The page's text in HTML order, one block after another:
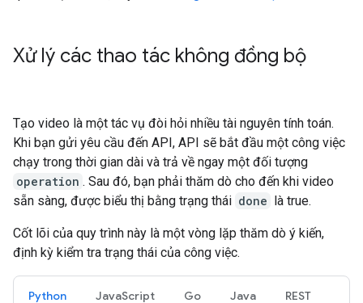
Xử lý các thao tác không đồng bộ
Tạo video là một tác vụ đòi hỏi nhiều tài nguyên tính toán.
Khi bạn gửi yêu cầu đến API, API sẽ bắt đầu một công việc
chạy trong thời gian dài và trả về ngay một đối tượng
operation . Sau đó, bạn phải thăm dò cho đến khi video
sẵn sàng, được biểu thị bằng trạng thái done là true.
Cốt lõi của quy trình này là một vòng lặp thăm dò ý kiến,
định kỳ kiểm tra trạng thái của công việc.
Python JavaScript Go Java REST